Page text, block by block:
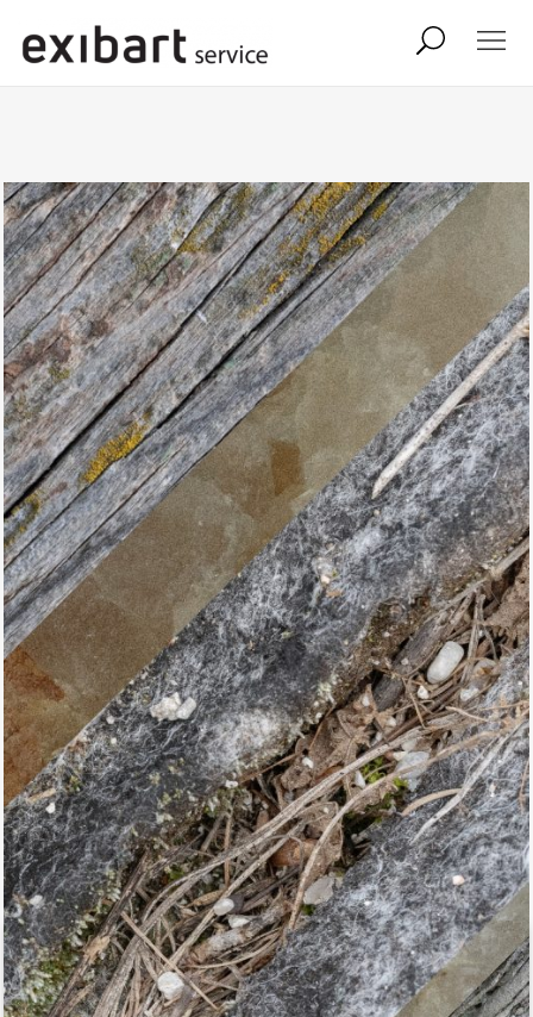
shop
abbonamento
onpaper digital
exibart team exibart.com
contatti
termini e condizioni
privacy
il mio account
Exibart.service - Exibartlab srl Via Placido Zurla 49b - 00176 Roma
- P.IVA 14105351002